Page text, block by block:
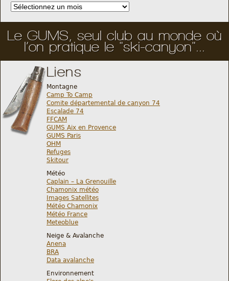
Le GUMS, seul club au monde où
l’on pratique le "ski-canyon"...
Liens
Montagne
Camp To Camp
Comite départemental de canyon 74
Escalade 74
FFCAM
GUMS Aix en Provence
GUMS Paris
OHM
Refuges
Skitour
Météo
Caplain – La Grenouille
Chamonix météo
Images Satellites
Météo Chamonix
Météo France
Meteoblue
Neige & Avalanche
Anena
BRA
Data avalanche
Environnement